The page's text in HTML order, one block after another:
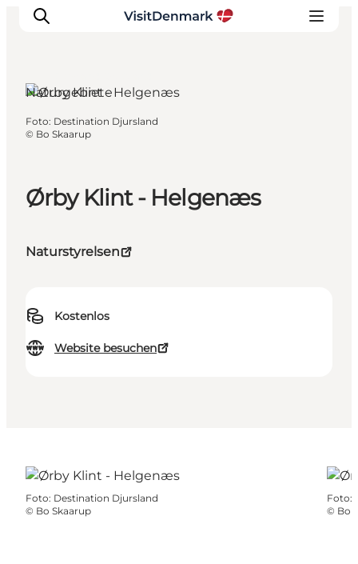
Inspiration
Unterkünfte
Ørby Klint - Helgenæs
Naturstyrelsen
Kostenlos
Website besuchen
Naturgebiete
Foto: Destination Djursland
© Bo Skaarup
Foto: Destination Djursland
© Bo Skaarup
Foto:
© Bo